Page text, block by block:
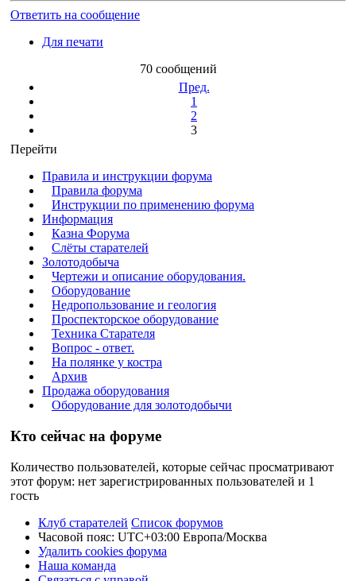
Ответить на сообщение
Для печати
70 сообщений
Пред.
1
2
3
Перейти
Правила и инструкции форума
Правила форума
Инструкции по применению форума
Информация
Казна Форума
Слёты старателей
Золотодобыча
Чертежи и описание оборудования.
Оборудование
Недропользование и геология
Проспекторское оборудование
Техника Старателя
Вопрос - ответ.
На полянке у костра
Архив
Продажа оборудования
Оборудование для золотодобычи
Кто сейчас на форуме
Количество пользователей, которые сейчас просматривают
этот форум: нет зарегистрированных пользователей и 1
гость
Клуб старателей Список форумов
Часовой пояс: UTC+03:00 Европа/Москва
Удалить cookies форума
Наша команда